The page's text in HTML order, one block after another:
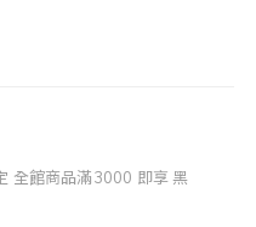
全館商品滿3000 即享 黑